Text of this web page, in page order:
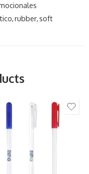
,rubber,soft